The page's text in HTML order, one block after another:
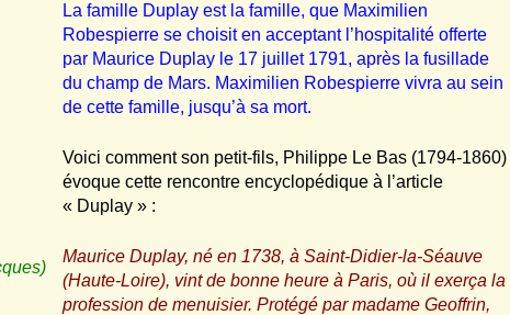
La famille Duplay est la famille, que Maximilien
Robespierre se choisit en acceptant l’hospitalité offerte
par Maurice Duplay le 17 juillet 1791, après la fusillade
du champ de Mars. Maximilien Robespierre vivra au sein
de cette famille, jusqu’à sa mort.
Voici comment son petit-fils, Philippe Le Bas (1794-1860)
évoque cette rencontre encyclopédique à l’article
« Duplay » :
Maurice Duplay, né en 1738, à Saint-Didier-la-Séauve
(Haute-Loire), vint de bonne heure à Paris, où il exerça la
profession de menuisier. Protégé par madame Geoffrin,